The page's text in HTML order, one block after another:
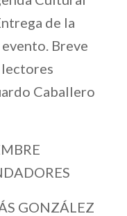
de la
Breve
Caballero
GONZÁLEZ